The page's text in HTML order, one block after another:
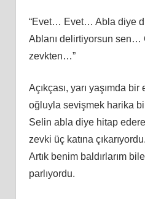
“Evet… Evet… Abla diye
Ablanı delirtiyorsun sen…
zevkten…”
Açıkçası, yarı yaşımda bir
oğluyla sevişmek harika
Selin abla diye hitap
zevki üç katına
Artık benim baldırlarım
parlıyordu.